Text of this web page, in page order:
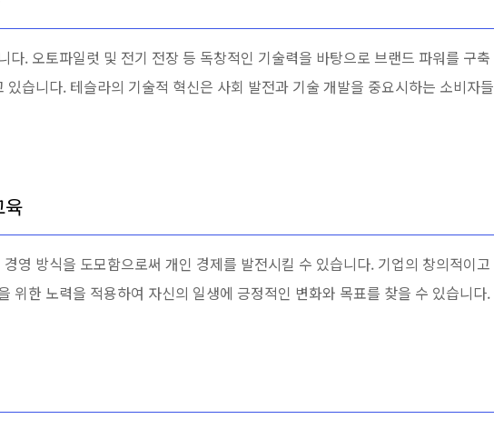
다. 오토파일럿 및 전기 전장 등 독창적인 기술력을 바탕으로 브랜드 파워를 구축
습니다. 테슬라의 기술적 혁신은 사회 발전과 기술 개발을 중요시하는 소비자들
육
영 방식을 도모함으로써 개인 경제를 발전시킬 수 있습니다. 기업의 창의적이고
위한 노력을 적용하여 자신의 일생에 긍정적인 변화와 목표를 찾을 수 있습니다.